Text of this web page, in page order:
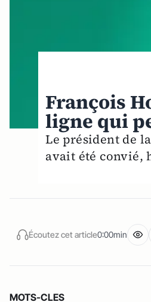
François
ligne qui
Le président de
avait été convié,
Écoutez cet article0:00min
MOTS-CLES